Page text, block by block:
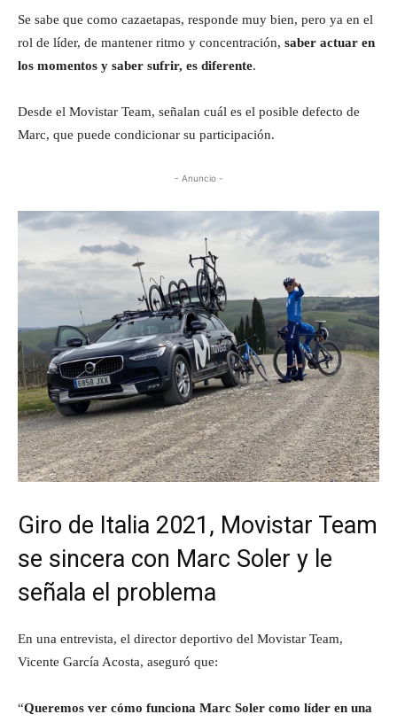
Se sabe que como cazaetapas, responde muy bien, pero ya en el
rol de líder, de mantener ritmo y concentración, saber actuar en
los momentos y saber sufrir, es diferente.
Desde el Movistar Team, señalan cuál es el posible defecto de
Marc, que puede condicionar su participación.
- Anuncio -
Giro de Italia 2021, Movistar Team
se sincera con Marc Soler y le
señala el problema
En una entrevista, el director deportivo del Movistar Team,
Vicente García Acosta, aseguró que:
“Queremos ver cómo funciona Marc Soler como líder en una